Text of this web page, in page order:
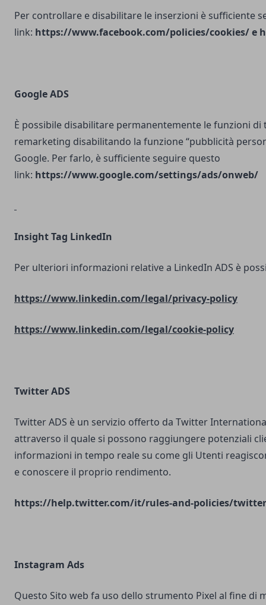
Per controllare e disabilitare le inserzioni è sufficiente
link: https://www.facebook.com/policies/cookies/e
Google ADS
È possibile disabilitare permanentemente le funzioni di
remarketing disabilitando la funzione “pubblicità
Google. Per farlo, è sufficiente seguire questo
link: https://www.google.com/settings/ads/onweb/
Insight Tag LinkedIn
Per ulteriori informazioni relative a LinkedIn ADS è
https://www.linkedin.com/legal/privacy-policy
https://www.linkedin.com/legal/cookie-policy
Twitter ADS
Twitter ADS è un servizio offerto da Twitter
attraverso il quale si possono raggiungere potenziali
informazioni in tempo reale su come gli Utenti
e conoscere il proprio rendimento.
https://help.twitter.com/it/rules-and-policies/
Instagram Ads
Questo Sito web fa uso dello strumento Pixel al fine di